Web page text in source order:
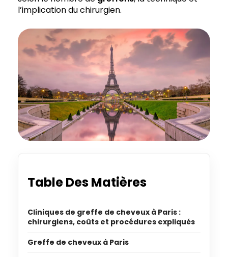
l’implication du chirurgien.
Table Des Matières
Cliniques de greffe de cheveux à Paris :
chirurgiens, coûts et procédures expliqués
Greffe de cheveux à Paris